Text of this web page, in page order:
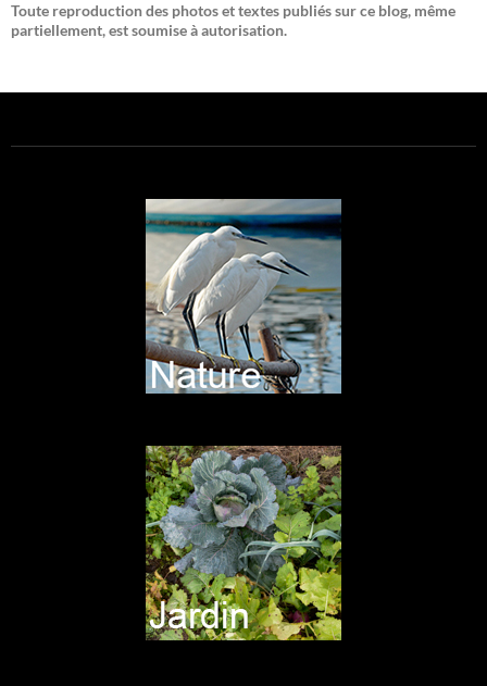
Toute reproduction des photos et textes publiés sur ce blog, même
partiellement, est soumise à autorisation.